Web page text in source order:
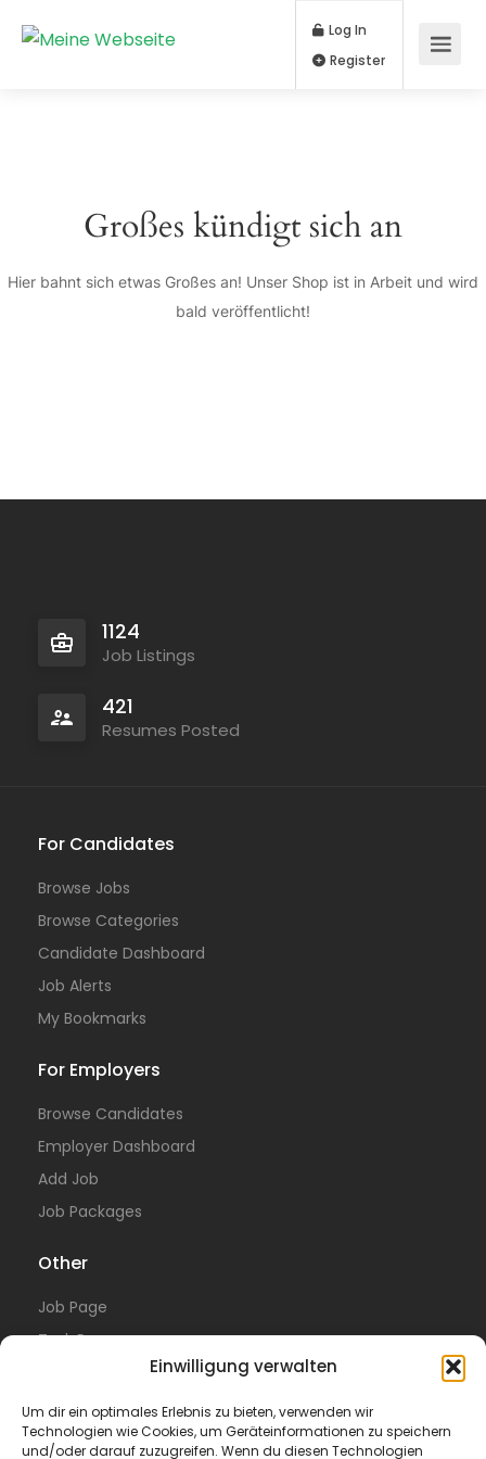
Einwilligung verwalten
Um dir ein optimales Erlebnis zu bieten, verwenden wir
Technologien wie Cookies, um Geräteinformationen zu speichern
und/oder darauf zuzugreifen. Wenn du diesen Technologien
Log In
Großes kündigt sich an
Hier bahnt sich etwas Großes an! Unser Shop ist in Arbeit und wird
bald veröffentlicht!
1124
Job Listings
421
Resumes Posted
For Candidates
Browse Jobs
Browse Categories
Candidate Dashboard
Job Alerts
My Bookmarks
For Employers
Browse Candidates
Employer Dashboard
Add Job
Job Packages
Other
Job Page
Task Page
Blog
Test 2